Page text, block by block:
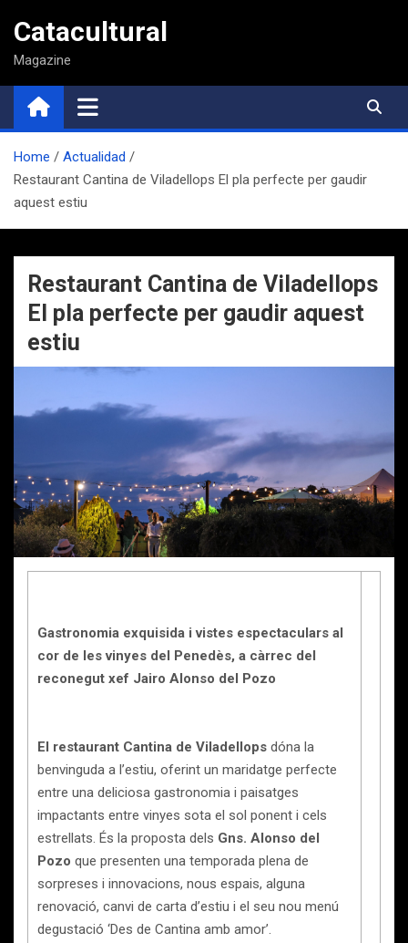
contenido
Catacultural
Magazine
Home
Actualidad
Restaurant Cantina de Viladellops El pla perfecte per gaudir
aquest estiu
Restaurant Cantina de Viladellops
El pla perfecte per gaudir aquest
estiu
Gastronomia exquisida i vistes espectaculars al
cor de les vinyes del Penedès, a càrrec del
reconegut xef Jairo Alonso del Pozo
El restaurant Cantina de Viladellops dóna la
benvinguda a l’estiu, oferint un maridatge perfecte
entre una deliciosa gastronomia i paisatges
impactants entre vinyes sota el sol ponent i cels
estrellats. És la proposta dels Gns. Alonso del
Pozo que presenten una temporada plena de
sorpreses i innovacions, nous espais, alguna
renovació, canvi de carta d’estiu i el seu nou menú
degustació ‘Des de Cantina amb amor’.